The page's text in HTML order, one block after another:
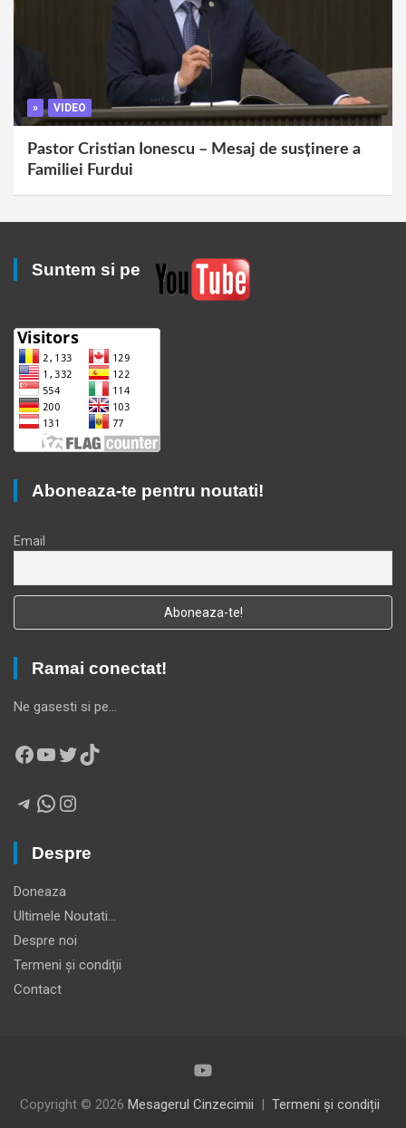
» VIDEO
Pastor Cristian Ionescu – Mesaj de susținere a
Familiei Furdui
Suntem si pe
Aboneaza-te pentru noutati!
Email
Ramai conectat!
Ne gasesti si pe…
Facebook
YouTube
Twitter
TikTok
Telegram
WhatsApp
Instagram
Despre
Doneaza
Ultimele Noutati…
Despre noi
Termeni și condiții
Contact
Copyright © 2026 Mesagerul Cinzecimii Termeni și condiții